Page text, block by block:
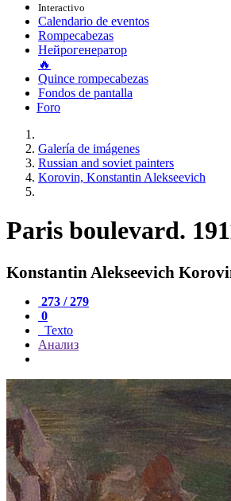
Interactivo
Calendario de eventos
Rompecabezas
Нейрогенератор
🔥
Quince rompecabezas
Fondos de pantalla
Foro
Galería de imágenes
Russian and soviet painters
Korovin, Konstantin Alekseevich
Paris boulevard.
Konstantin Alekseevich
273 / 279
0
Texto
Анализ